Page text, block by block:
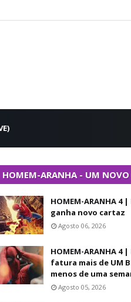
HOMEM-ARANHA - UM
HOMEM-ARANHA 4
ganha novo cartaz
Agosto 06, 2026
HOMEM-ARANHA 4
fatura mais de UM
menos de uma
Agosto 05, 2026